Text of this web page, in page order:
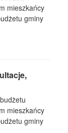
mieszkańcy
gminy
mieszkańcy
gminy